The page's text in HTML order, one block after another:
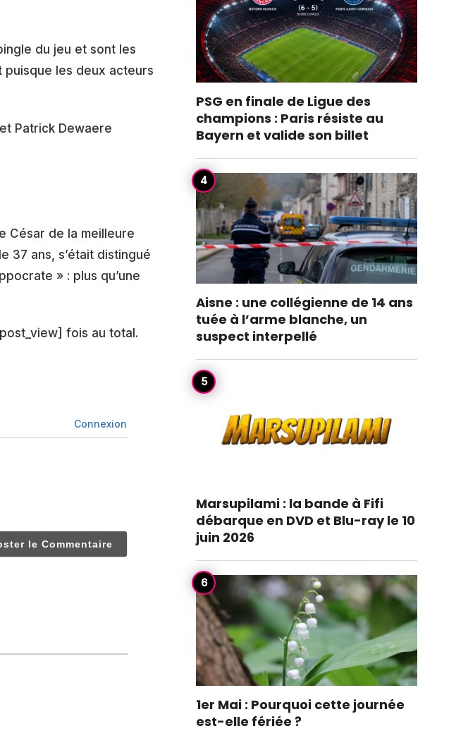
du jeu et sont les
puisque les deux acteurs
Patrick Dewaere
César de la meilleure
37 ans, s’était distingué
» : plus qu’une
fois au total.
Connexion
PSG en finale de Ligue des
champions : Paris résiste au
Bayern et valide son billet
Aisne : une collégienne de 14 ans
tuée à l’arme blanche, un
suspect interpellé
Marsupilami : la bande à Fifi
débarque en DVD et Blu-ray le 10
juin 2026
1er Mai : Pourquoi cette journée
est-elle fériée ?